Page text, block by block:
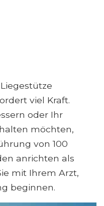
viel Kraft.
oder Ihr
möchten,
von 100
anrichten als
mit Ihrem Arzt,
beginnen.